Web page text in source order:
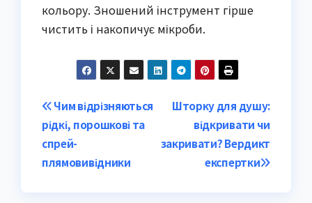
кольору. Зношений інструмент гірше
чистить і накопичує мікроби.
Post
navigation
Шторку для душу:
відкривати чи
закривати? Вердикт
експертки
Чим відрізняються
рідкі, порошкові та
спрей-
плямовивідники